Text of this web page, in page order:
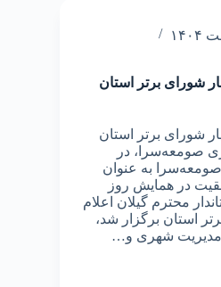
شورای برتر استان
شورای برتر استان
صومعه‌سرا، در
صومعه‌سرا به عنوان
در همایش روز
محترم گیلان اعلام
استان برگزار شد،
مدیریت شهری و…